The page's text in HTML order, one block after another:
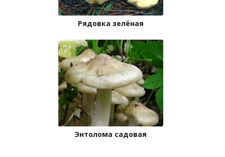
Рядовка зелёная
Энтолома садовая